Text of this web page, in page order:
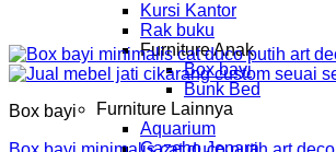
Kursi Kantor
Rak buku
Furniture Anak
Box bayi
Bunk Bed
Furniture Lainnya
Aquarium
Gazebo Jepara
Box bayi